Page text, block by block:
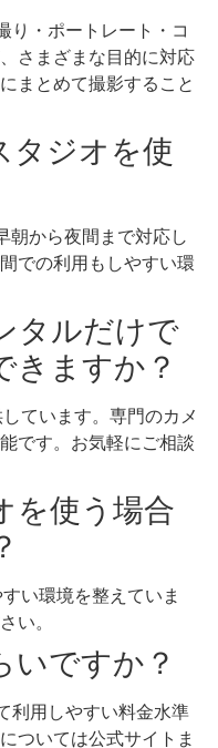
り・ポートレート・コ
さまざまな目的に対応
まとめて撮影すること
タジオを使
朝から夜間まで対応し
での利用もしやすい環
タルだけで
きますか？
ています。専門のカメ
です。お気軽にご相談
を使う場合
い環境を整えていま
い。
いですか？
利用しやすい料金水準
ついては公式サイトま